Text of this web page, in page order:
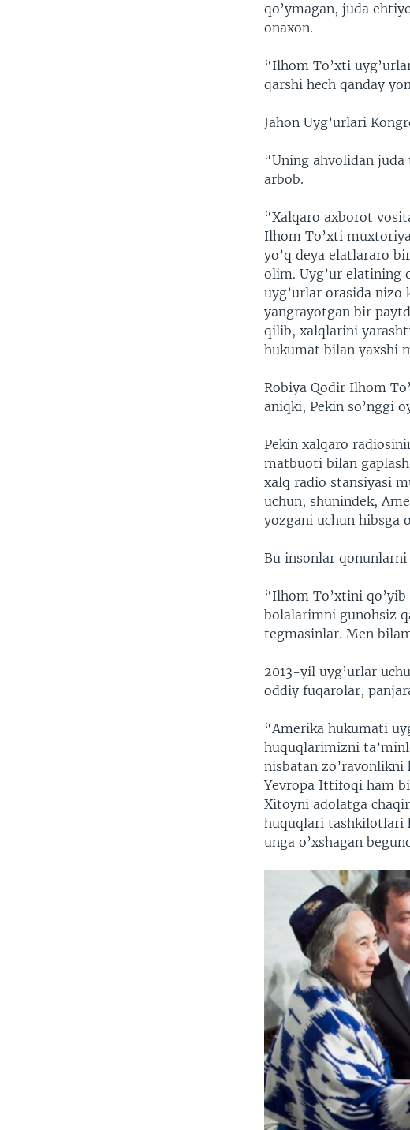
qo’ymagan, juda
onaxon.
“Ilhom To’xti
qarshi hech qanday
Jahon Uyg’urlari
“Uning ahvolidan
arbob.
“Xalqaro axborot
Ilhom To’xti
yo’q deya elatlararo
olim. Uyg’ur elatining
uyg’urlar orasida
yangrayotgan bir
qilib, xalqlarini
hukumat bilan yaxshi
Robiya Qodir Ilhom
aniqki, Pekin so’nggi
Pekin xalqaro
matbuoti bilan
xalq radio stansiyasi
uchun, shunindek,
yozgani uchun hibsga
Bu insonlar
“Ilhom To’xtini
bolalarimni gunohsiz
tegmasinlar. Men
2013-yil uyg’urlar
oddiy fuqarolar,
“Amerika hukumati
huquqlarimizni
nisbatan
Yevropa Ittifoqi ham
Xitoyni adolatga
huquqlari tashkilotlari
unga o’xshagan